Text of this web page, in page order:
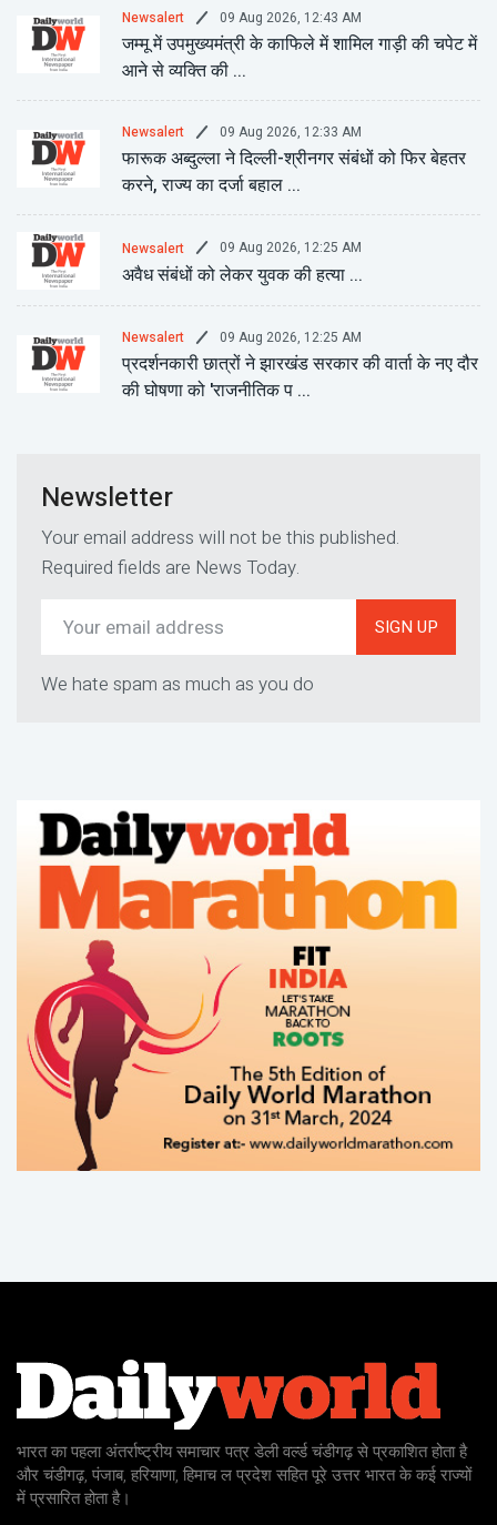
Newsalert 09 Aug 2026, 12:43 AM
जम्मू में उपमुख्यमंत्री के काफिले में शामिल गाड़ी की चपेट में
आने से व्यक्ति की ...
Newsalert 09 Aug 2026, 12:33 AM
फारूक अब्दुल्ला ने दिल्ली-श्रीनगर संबंधों को फिर बेहतर
करने, राज्य का दर्जा बहाल ...
Newsalert 09 Aug 2026, 12:25 AM
अवैध संबंधों को लेकर युवक की हत्या ...
Newsalert 09 Aug 2026, 12:25 AM
प्रदर्शनकारी छात्रों ने झारखंड सरकार की वार्ता के नए दौर
की घोषणा को 'राजनीतिक प ...
Newsletter
Your email address will not be this published.
Required fields are News Today.
SIGN UP
We hate spam as much as you do
भारत का पहला अंतर्राष्ट्रीय समाचार पत्र डेली वर्ल्ड चंडीगढ़ से प्रकाशित होता है
और चंडीगढ़, पंजाब, हरियाणा, हिमाच ल प्रदेश सहित पूरे उत्तर भारत के कई राज्यों
में प्रसारित होता है।